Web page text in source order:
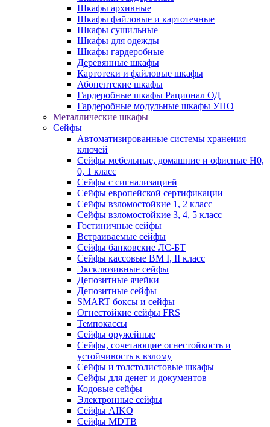
Шкафы архивные
Шкафы файловые и картотечные
Шкафы сушильные
Шкафы для одежды
Шкафы гардеробные
Деревянные шкафы
Картотеки и файловые шкафы
Абонентские шкафы
Гардеробные шкафы Рационал ОД
Гардеробные модульные шкафы УНО
Металлические шкафы
Сейфы
Автоматизированные системы хранения
ключей
Сейфы мебельные, домашние и офисные Н0,
0, 1 класс
Сейфы с сигнализацией
Сейфы европейской сертификации
Сейфы взломостойкие 1, 2 класс
Сейфы взломостойкие 3, 4, 5 класс
Гостиничные сейфы
Встраиваемые сейфы
Сейфы банковские ЛС-БТ
Сейфы кассовые ВМ I, II класс
Эксклюзивные сейфы
Депозитные ячейки
Депозитные сейфы
SMART боксы и сейфы
Огнестойкие сейфы FRS
Темпокассы
Сейфы оружейные
Сейфы, сочетающие огнестойкость и
устойчивость к взлому
Сейфы и толстолистовые шкафы
Сейфы для денег и документов
Кодовые сейфы
Электронные сейфы
Сейфы AIKO
Сейфы MDTB